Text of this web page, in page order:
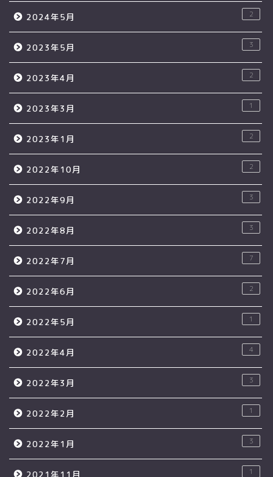
2024年5月 2
2023年5月 3
2023年4月 2
2023年3月 1
2023年1月 2
2022年10月 2
2022年9月 3
2022年8月 3
2022年7月 7
2022年6月 2
2022年5月 1
2022年4月 4
2022年3月 3
2022年2月 1
2022年1月 3
2021年11月 1